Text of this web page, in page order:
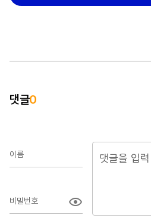
댓글0
이름
비밀번호